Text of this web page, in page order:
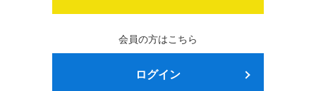
会員の方はこちら
ログイン